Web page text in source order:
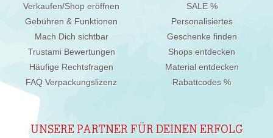
Verkaufen/Shop eröffnen
Gebühren & Funktionen
Mach Dich sichtbar
Trustami Bewertungen
Häufige Rechtsfragen
FAQ Verpackungslizenz
SALE %
Personalisiertes
Geschenke finden
Shops entdecken
Material entdecken
Rabattcodes %
UNSERE PARTNER FÜR DEINEN ERFOLG